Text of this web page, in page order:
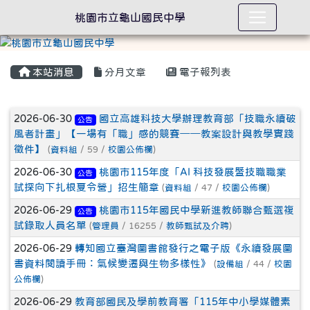
本站消息 分月文章 電子報列表
文章列表
2026-06-30 公告
國立高雄科技大學辦理教育部「技職永續破
風者計畫」【一場有「職」感的競賽──教案設計與教學實踐
徵件】
(資料組 / 59 / 校園公佈欄 )
2026-06-30 公告
桃園市115年度「AI 科技發展暨技職職業
試探向下扎根夏令營」招生簡章 (資料組 / 47 / 校園公佈欄 )
2026-06-29 公告
桃園市115年國民中學新進教師聯合甄選複
試錄取人員名單 (管理員 / 16255 / 教師甄試及介聘)
2026-06-29 轉知國立臺灣圖書館發行之電子版《永續發展圖
書資料閱讀手冊：氣候變遷與生物多樣性》
(設備組 / 44 / 校園
公佈欄 )
2026-06-29 教育部國民及學前教育署「115年中小學媒體素
桃園市立龜山國民中學